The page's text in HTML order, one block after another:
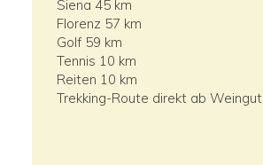
Siena 45 km
Florenz 57 km
Golf 59 km
Tennis 10 km
Reiten 10 km
Trekking-Route direkt ab Weingut